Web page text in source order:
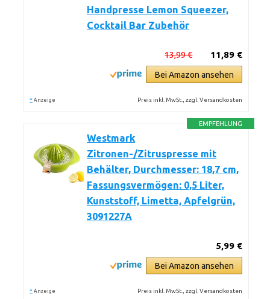
Handpresse Lemon Squeezer,
Cocktail Bar Zubehör
11,89 €
13,99 €
Bei Amazon ansehen
* Anzeige Preis inkl. MwSt., zzgl. Versandkosten
EMPFEHLUNG
Westmark
Zitronen-/Zitruspresse mit
Behälter, Durchmesser: 18,7 cm,
Fassungsvermögen: 0,5 Liter,
Kunststoff, Limetta, Apfelgrün,
3091227A
5,99 €
Bei Amazon ansehen
* Anzeige Preis inkl. MwSt., zzgl. Versandkosten